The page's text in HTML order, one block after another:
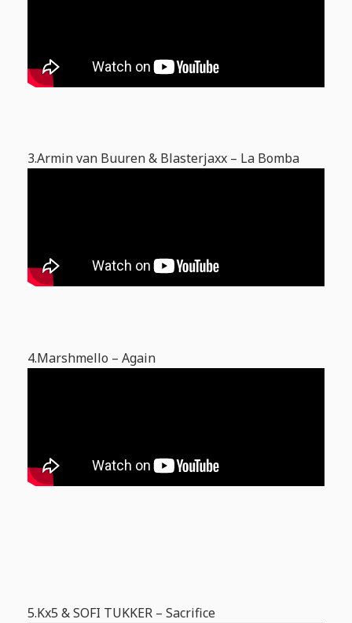
3.Armin van Buuren & Blasterjaxx – La Bomba
4.Marshmello – Again
5.Kx5 & SOFI TUKKER – Sacrifice